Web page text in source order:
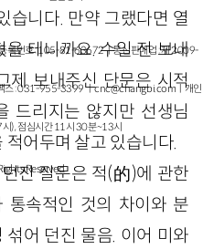
습니다. 만약 그랬다면 열
테니까요. 수일 전 보내
제 보내주신 단문은 시적
드리지는 않지만 선생님
어두며 살고 있습니다.
진 질문은 적(的)에 관한
통속적인 것의 차이와 분
어 던진 물음. 이어 미와
등록번호 : 105-81-63672ㅣ통신판매업 : 제 2009-
스 : 031-955-3399 ㅣcnc@changbi.comㅣ개인
), 점심시간 11시 30분~13시
Reserved.